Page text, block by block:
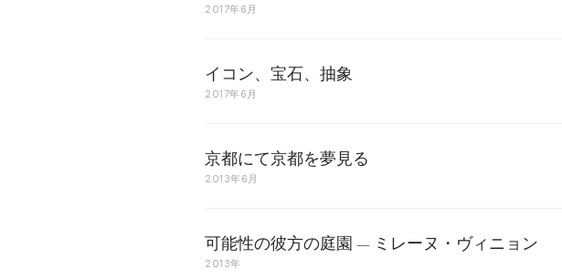
2017年6月
イコン、宝石、抽象
2017年6月
京都にて京都を夢見る
2013年6月
可能性の彼方の庭園 — ミレーヌ・ヴィニョン
2013年